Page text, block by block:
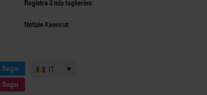
Registra il mio taglierino
Notizie Keencut
Segui
Segui
IT